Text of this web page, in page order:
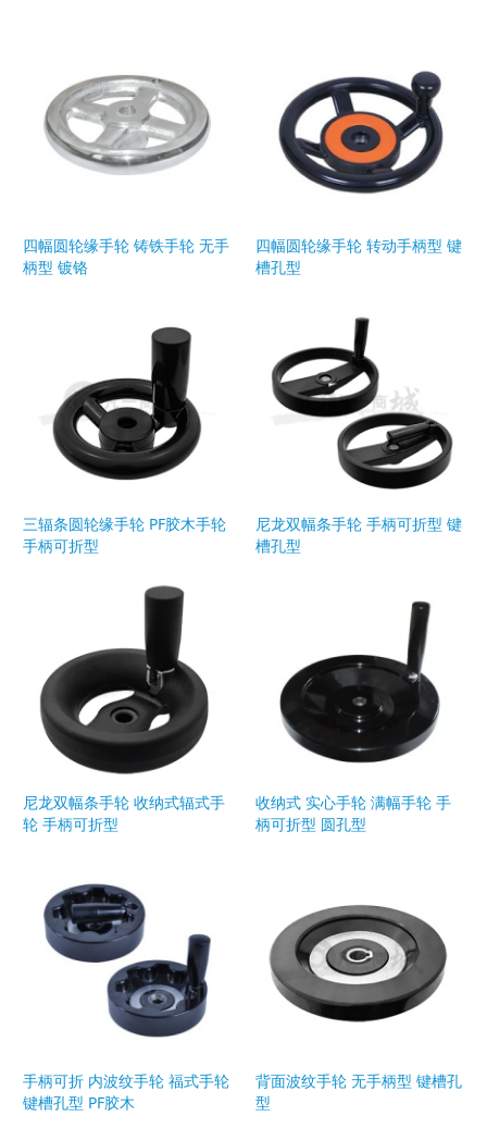
四幅圆轮缘手轮 铸铁手轮 无手
柄型 镀铬
四幅圆轮缘手轮 转动手柄型 键
槽孔型
三辐条圆轮缘手轮 PF胶木手轮
手柄可折型
尼龙双幅条手轮 手柄可折型 键
槽孔型
尼龙双幅条手轮 收纳式辐式手
轮 手柄可折型
收纳式 实心手轮 满幅手轮 手
柄可折型 圆孔型
手柄可折 内波纹手轮 福式手轮
键槽孔型 PF胶木
背面波纹手轮 无手柄型 键槽孔
型